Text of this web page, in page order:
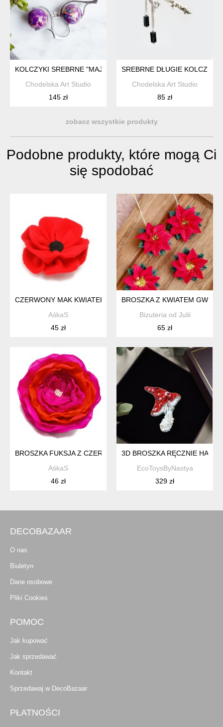
KOLCZYKI SREBRNE "MAJESTIC VIOLET "
Chodelska Art Studio
145 zł
SREBRNE DŁUGIE KOLCZYKI
Chodelska Art Studio
85 zł
zobacz wszystkie produkty
Podobne produkty, które mogą Ci
się spodobać
CZERWONY MAK KWIATEK BROSZKA 8CM
AśkaS
45 zł
BROSZKA Z KWIATEM
Bizuteria od Julii
65 zł
BROSZKA FUKSJA Z CZERWIENIĄ KWIATEK KWIAT 10CM
AśkaS
46 zł
3D BROSZKA RĘCZNIE
EcoToysByNastya
329 zł
DECOBAZAAR
O nas
Biuletyn
Dane osobowe
Pliki Cookies
POMOC
Jak kupować
Jak sprzedawać
Kontakt
Sprzedawaj w DecoBazaar
PŁATNOŚCI